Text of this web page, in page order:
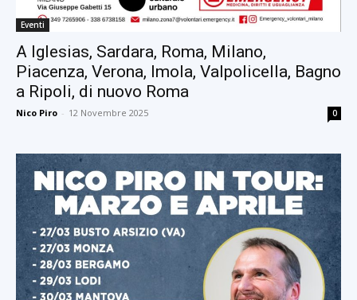
Eventi
A Iglesias, Sardara, Roma, Milano,
Piacenza, Verona, Imola, Valpolicella, Bagno
a Ripoli, di nuovo Roma
Nico Piro - 12 Novembre 2025 0